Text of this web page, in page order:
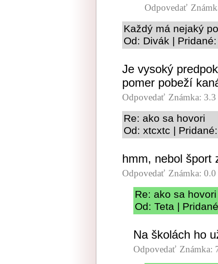
Odpovedať
Každý má nejaký
Od: Divák |
Je vysoký
pomer pobeží
Odpovedať Známka: 3.3
Re: ako sa hovori
Od: xtcxtc |
hmm, nebol šport
Odpovedať Známka: 0.0
Re: ako sa hovori
Od: Teta |
Na školách ho
Odpovedať Známka: